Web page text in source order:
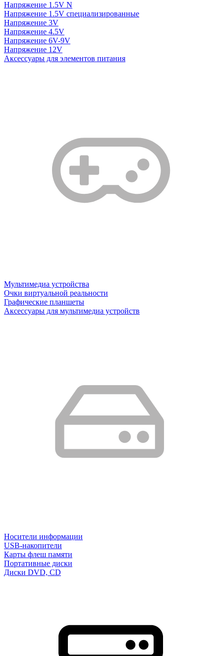
Напряжение 1.5V N
Напряжение 1.5V специализированные
Напряжение 3V
Напряжение 4.5V
Напряжение 6V-9V
Напряжение 12V
Аксессуары для элементов питания
Мультимедиа устройства
Очки виртуальной реальности
Графические планшеты
Аксессуары для мультимедиа устройств
Носители информации
USB-накопители
Карты флеш памяти
Портативные диски
Диски DVD, CD